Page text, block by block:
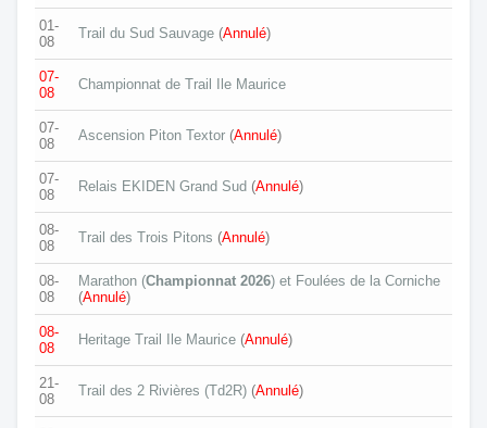
01-
08
Trail du Sud Sauvage (Annulé)
07-
08
Championnat de Trail Ile Maurice
07-
08
Ascension Piton Textor (Annulé)
07-
08
Relais EKIDEN Grand Sud (Annulé)
08-
08
Trail des Trois Pitons (Annulé)
08-
08
Marathon (Championnat 2026) et Foulées de la Corniche
(Annulé)
08-
08
Heritage Trail Ile Maurice (Annulé)
21-
08
Trail des 2 Rivières (Td2R) (Annulé)